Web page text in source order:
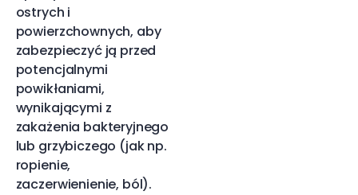
ostrych i
powierzchownych, aby
zabezpieczyć ją przed
potencjalnymi
powikłaniami,
wynikającymi z
zakażenia bakteryjnego
lub grzybiczego (jak np.
ropienie,
zaczerwienienie, ból).